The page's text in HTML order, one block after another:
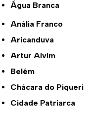
Água Branca
Anália Franco
Aricanduva
Artur Alvim
Belém
Chácara do Piqueri
Cidade Patriarca